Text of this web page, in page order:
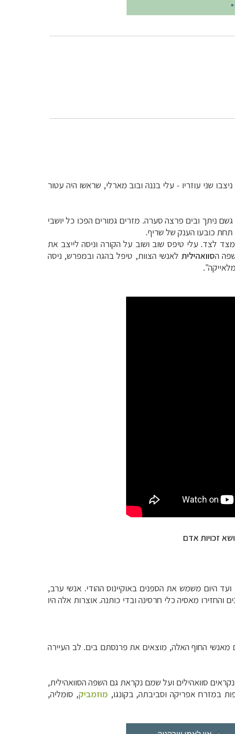
שני עוזריו - עלי בננה ובוב מארלי, שראשו היה עטור
ניתך ובים פרצה סערה. מזרים גמורים הפכו כל יושבי
תחת כובעו הענק של שריף.
לצד. עלי טיפס שוב ושוב על הקורה וניסה לייצב את
הסוואהילית לאנשי הצוות, טיפל בהגה ובמפרש, ניסה
זכויות אדם
היום משמש את הספנים באוקיינוס ההודי. אנשי ערב,
מאסיה כלי חרסינה ובדי כותנה. אוצרות אלה היו
מאנשי החוף האלה, מוצאים את פרנסתם בים. לב העיירה
סוואהילים ועל שמם נקראת גם השפה הסוואהילית,
מוזמביק, סומליה,